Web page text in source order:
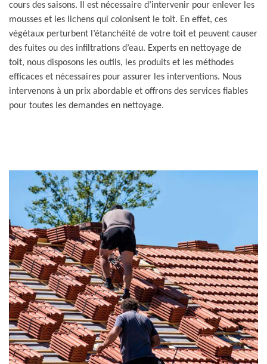
cours des saisons. Il est nécessaire d’intervenir pour enlever les
mousses et les lichens qui colonisent le toit. En effet, ces
végétaux perturbent l’étanchéité de votre toit et peuvent causer
des fuites ou des infiltrations d’eau. Experts en nettoyage de
toit, nous disposons les outils, les produits et les méthodes
efficaces et nécessaires pour assurer les interventions. Nous
intervenons à un prix abordable et offrons des services fiables
pour toutes les demandes en nettoyage.